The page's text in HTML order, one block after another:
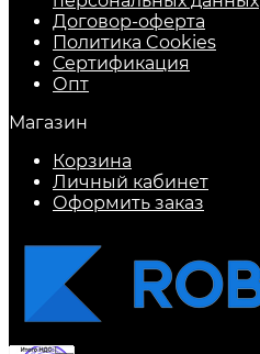
Договор-оферта
Политика Cookies
Сертификация
Опт
Магазин
Корзина
Личный кабинет
Оформить заказ